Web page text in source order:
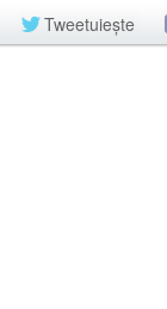
Tweetuiește